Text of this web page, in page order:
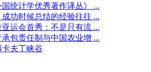
国统计学优秀著作译丛》 ...
成功时候总结的经验往往 ...
亚运会首秀：不是只有流 ...
承包责任制与中国农业增 ...
卡夫丁峡谷